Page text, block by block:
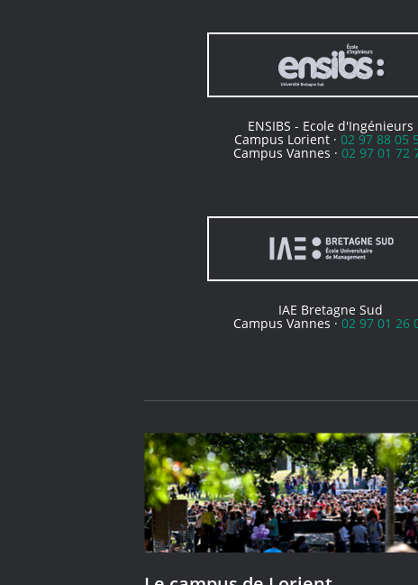
ENSIBS - Ecole d'Ingénieurs
Campus Lorient ·02 97 88 05
Campus Vannes ·02 97 01 72
IAE Bretagne Sud
Campus Vannes ·02 97 01 26